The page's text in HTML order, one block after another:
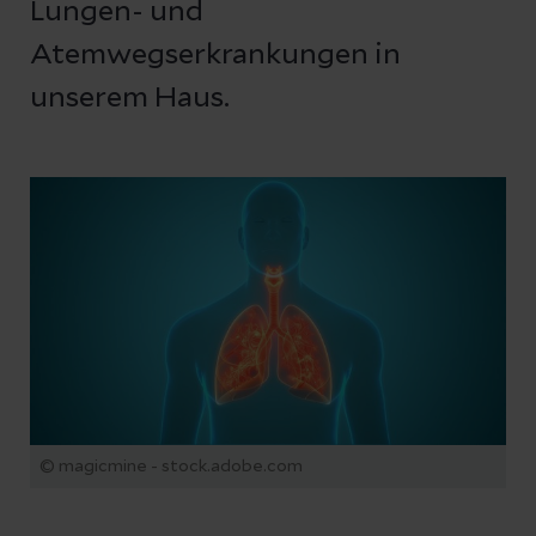
Lungen- und
Atemwegserkrankungen in
unserem Haus.
© magicmine - stock.adobe.com